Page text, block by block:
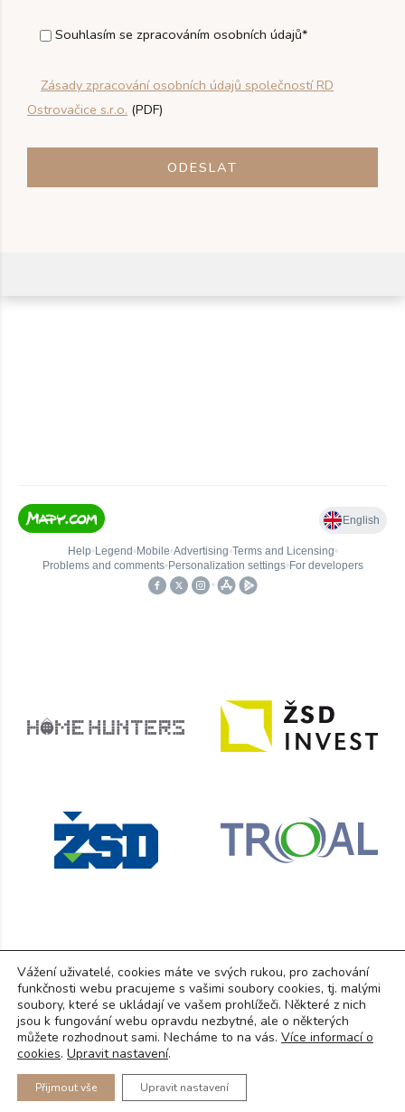
Souhlasím se zpracováním osobních údajů*
Zásady zpracování osobních údajů společností RD
Ostrovačice s.r.o. (PDF)
RD Ostrovačice s.r.o., Brněnská 1050, 664 42 Modřice
IČ: 07307675, DIČ: CZ0730767
GDPR(PDF)
© Copyright 2025
Vážení uživatelé, cookies máte ve svých rukou, pro zachování
funkčnosti webu pracujeme s vašimi soubory cookies, tj. malými
soubory, které se ukládají ve vašem prohlížeči. Některé z nich
jsou k fungování webu opravdu nezbytné, ale o některých
můžete rozhodnout sami. Necháme to na vás. Více informací o
cookies. Upravit nastavení.
Přijmout vše Upravit nastavení